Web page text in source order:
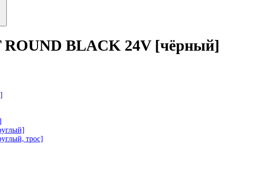
BLACK 24V [чёрный]
трос]